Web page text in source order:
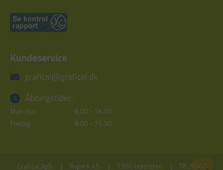
Kundeservice
grafical@grafical.dk
Åbningstider:
Man-tor:
8.00 - 16.00
Fredag:
8.00 - 15.30
Grafical ApS Nupark 45 7500 Holstebro
Tlf.: 9740